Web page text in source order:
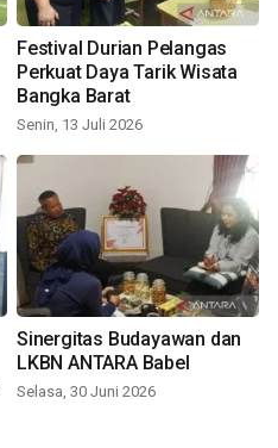
Festival Durian Pelangas
Perkuat Daya Tarik Wisata
Bangka Barat
Senin, 13 Juli 2026
Sinergitas Budayawan dan
LKBN ANTARA Babel
Selasa, 30 Juni 2026